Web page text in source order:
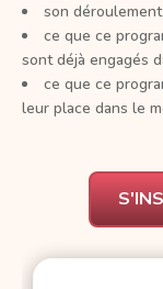
son
ce que ce
sont déjà engagés
ce que ce
leur place dans le